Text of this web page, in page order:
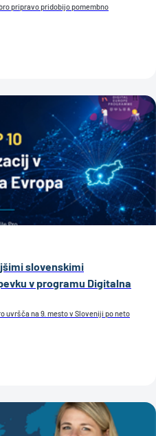
pripravo pridobijo pomembno
slovenskimi
v programu Digitalna
uvršča na 9. mesto v Sloveniji po neto